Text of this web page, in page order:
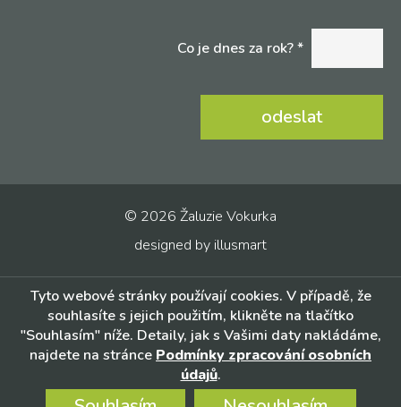
Co je dnes za rok? *
© 2026 Žaluzie Vokurka
designed by illusmart
Tyto webové stránky používají cookies. V případě, že
souhlasíte s jejich použitím, klikněte na tlačítko
"Souhlasím" níže. Detaily, jak s Vašimi daty nakládáme,
najdete na stránce Podmínky zpracování osobních
údajů.